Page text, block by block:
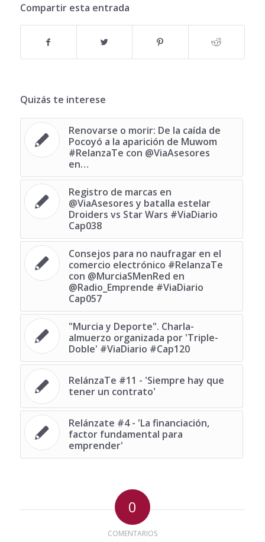
Compartir esta entrada
Quizás te interese
Renovarse o morir: De la caída de
Pocoyó a la aparición de Muwom
#RelanzaTe con @ViaAsesores
en…
Registro de marcas en
@ViaAsesores y batalla estelar
Droiders vs Star Wars #ViaDiario
Cap038
Consejos para no naufragar en el
comercio electrónico #RelanzaTe
con @MurciaSMenRed en
@Radio_Emprende #ViaDiario
Cap057
"Murcia y Deporte". Charla-
almuerzo organizada por 'Triple-
Doble' #ViaDiario #Cap120
RelánzaTe #11 - 'Siempre hay que
tener un contrato'
Relánzate #4 - 'La financiación,
factor fundamental para
emprender'
0
COMENTARIOS